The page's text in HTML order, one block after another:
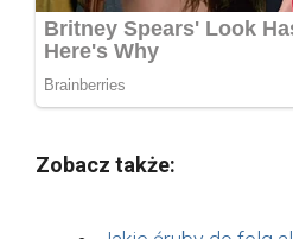
Zobacz także: